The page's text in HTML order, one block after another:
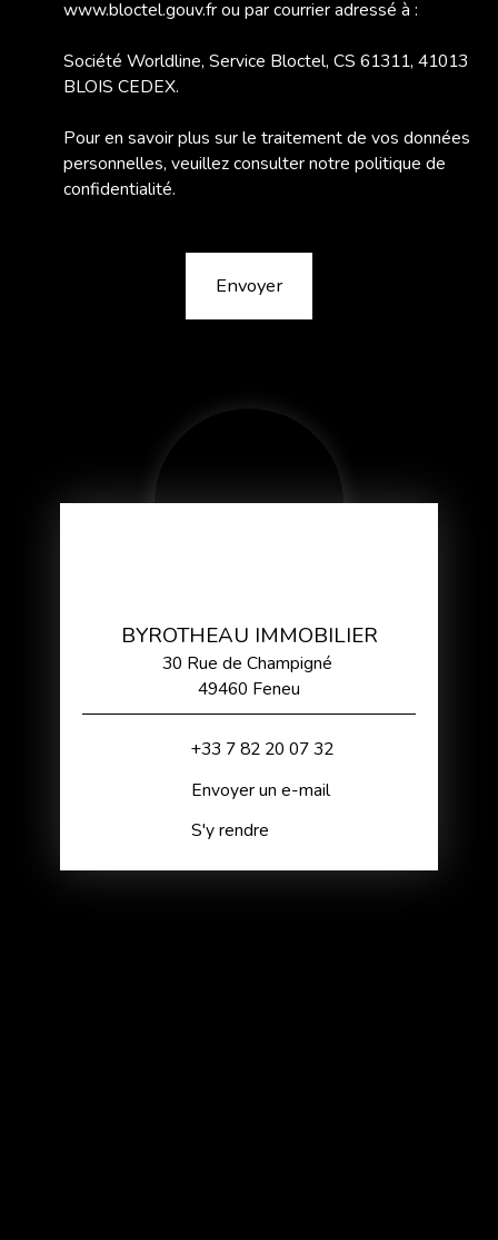
www.bloctel.gouv.fr ou par courrier adressé à :
Société Worldline, Service Bloctel, CS 61311, 41013
BLOIS CEDEX.
Pour en savoir plus sur le traitement de vos données
personnelles, veuillez consulter notre politique de
confidentialité.
Envoyer
BYROTHEAU IMMOBILIER
30 Rue de Champigné
49460 Feneu
+33 7 82 20 07 32
Envoyer un e-mail
S'y rendre